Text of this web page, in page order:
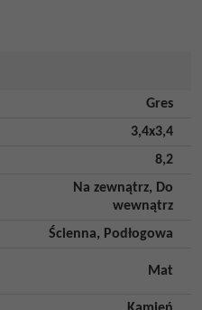
Gres
3,4x3,4
8,2
Na zewnątrz, Do
wewnątrz
Ścienna, Podłogowa
Mat